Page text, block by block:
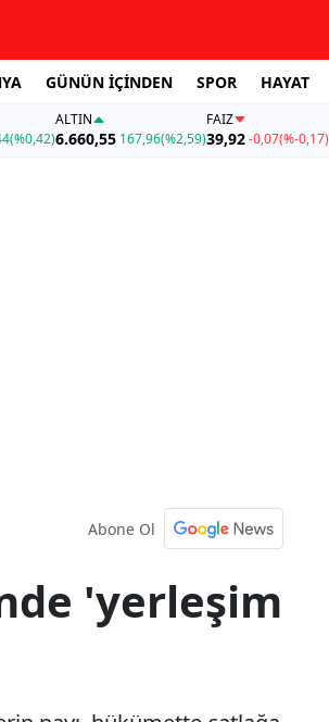
GÜNÜN İÇİNDEN SPOR HAYAT
(%0,42)
ALTIN
6.660,55 167,96(%2,59)
FAİZ
39,92-0,07(%-0,17)
Abone Ol
'yerleşim